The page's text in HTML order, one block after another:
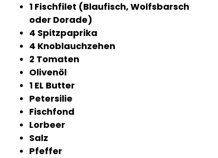
1 Fischfilet (Blaufisch, Wolfsbarsch
oder Dorade)
4 Spitzpaprika
4 Knoblauchzehen
2 Tomaten
Olivenöl
1 EL Butter
Petersilie
Fischfond
Lorbeer
Salz
Pfeffer